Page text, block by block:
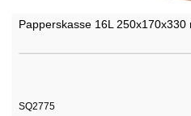
Papperskasse 16L 250x170x330
SQ2775